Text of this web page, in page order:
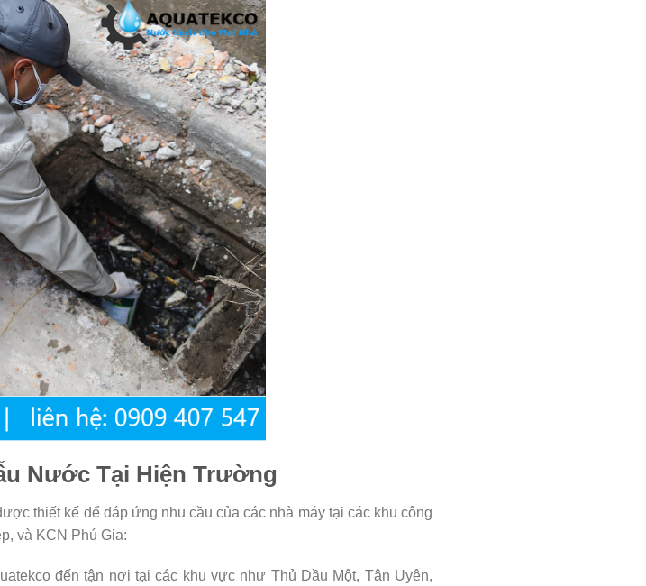
Nước Tại Hiện Trường
thiết kế để đáp ứng nhu cầu của các nhà máy tại các khu công
và KCN Phú Gia:
đến tận nơi tại các khu vực như Thủ Dầu Một, Tân Uyên,